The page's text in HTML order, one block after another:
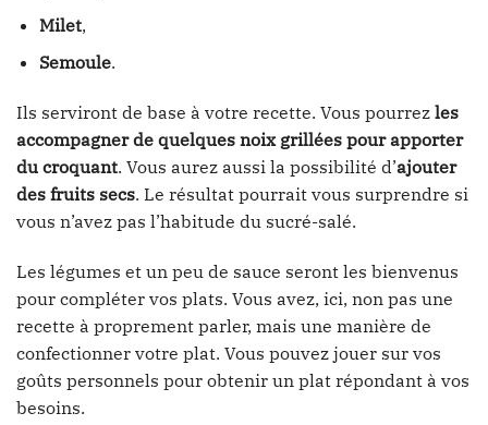
Milet,
Semoule.
Ils serviront de base à votre recette. Vous pourrez les
accompagner de quelques noix grillées pour apporter
du croquant. Vous aurez aussi la possibilité d’ajouter
des fruits secs. Le résultat pourrait vous surprendre si
vous n’avez pas l’habitude du sucré-salé.
Les légumes et un peu de sauce seront les bienvenus
pour compléter vos plats. Vous avez, ici, non pas une
recette à proprement parler, mais une manière de
confectionner votre plat. Vous pouvez jouer sur vos
goûts personnels pour obtenir un plat répondant à vos
besoins.